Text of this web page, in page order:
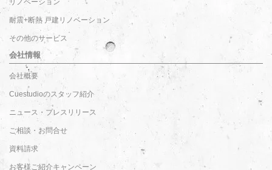
リノベーション
耐震+断熱 戸建リノベーション
その他のサービス
会社情報
会社概要
Cuestudioのスタッフ紹介
ニュース・プレスリリース
ご相談・お問合せ
資料請求
お客様ご紹介キャンペーン